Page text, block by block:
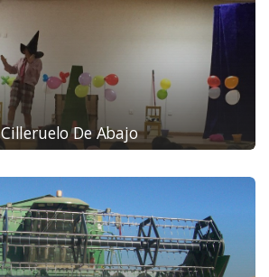
Cilleruelo De Abajo